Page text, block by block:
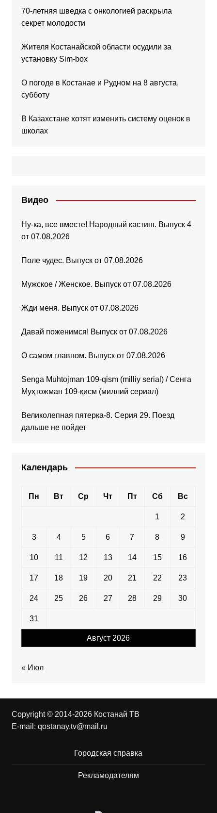
70-летняя шведка с онкологией раскрыла
секрет молодости
Жителя Костанайской области осудили за
установку Sim-box
О погоде в Костанае и Рудном на 8 августа,
субботу
В Казахстане хотят изменить систему оценок в
школах
Видео
Ну-ка, все вместе! Народный кастинг. Выпуск 4
от 07.08.2026
Поле чудес. Выпуск от 07.08.2026
Мужское / Женское. Выпуск от 07.08.2026
Жди меня. Выпуск от 07.08.2026
Давай поженимся! Выпуск от 07.08.2026
О самом главном. Выпуск от 07.08.2026
Senga Muhtojman 109-qism (milliy serial) / Сенга
Муҳтожман 109-қисм (миллий сериал)
Великолепная пятерка-8. Серия 29. Поезд
дальше не пойдет
Календарь
Август 2026
Пн Вт Ср Чт Пт Сб Вс
1 2
3 4 5 6 7 8 9
10 11 12 13 14 15 16
17 18 19 20 21 22 23
24 25 26 27 28 29 30
31
« Июл
Copyright © 2014-2026 Костанай ТВ
E-mail: qostanay.tv@mail.ru
Городская справка
Рекламодателям